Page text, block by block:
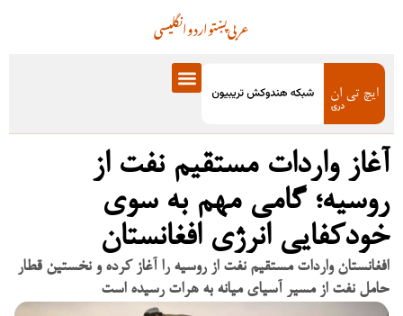
انگلیسیاردوپښتوعربی
آغاز واردات مستقیم نفت از
روسیه؛ گامی مهم به سوی
خودکفایی انرژی افغانستان
افغانستان واردات مستقیم نفت از روسیه را آغاز کرده و نخستین قطار
حامل نفت از مسیر آسیای میانه به هرات رسیده است